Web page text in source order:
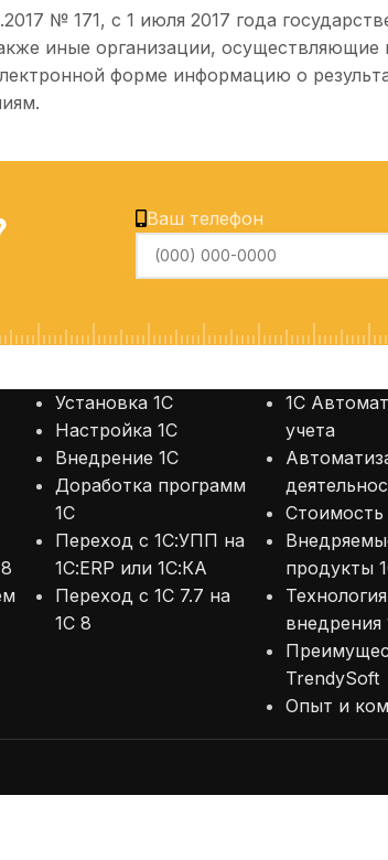
ДЛЯ СРЕДНЕГО БИЗНЕСА
1С: Управление торговлей
1С: Бухгалтерия
ДЛЯ МАЛОГО БИЗНЕСА
1С: Управление нашей
1С: Упрощенка
№ 171, с 1 июля 2017 года
иные организации,
форме информацию о
Ваш телефон
Установка 1С
Настройка 1С
Внедрение 1С
Доработка программ
1С
Переход с 1С:УПП на
1С:ERP или 1С:КА
Переход с 1С 7.7 на
1С 8
1С
учета
Стоимость
продукты
Технология
внедрения
TrendySoft
Опыт и